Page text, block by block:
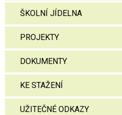
ŠKOLNÍ JÍDELNA
PROJEKTY
DOKUMENTY
KE STAŽENÍ
UŽITEČNÉ ODKAZY